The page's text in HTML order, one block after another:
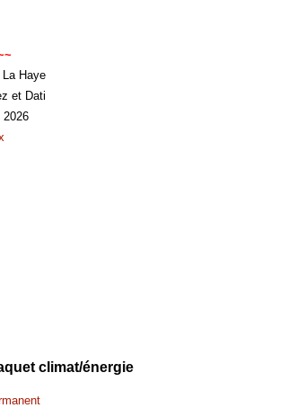
Haye
et Dati
climat/énergie